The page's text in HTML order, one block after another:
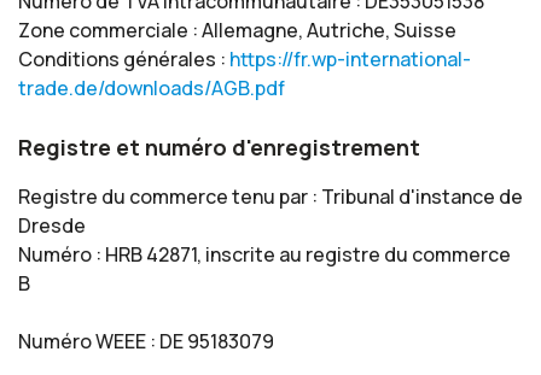
Zone commerciale : Allemagne, Autriche, Suisse
Conditions générales : https://fr.wp-international-
trade.de/downloads/AGB.pdf
Registre et numéro d'enregistrement
Registre du commerce tenu par : Tribunal d'instance de
Dresde
Numéro : HRB 42871, inscrite au registre du commerce
B
Numéro WEEE : DE 95183079